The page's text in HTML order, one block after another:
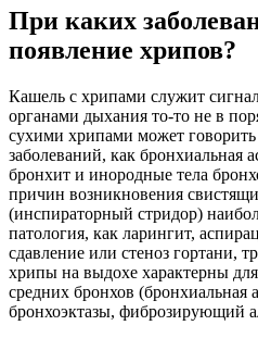
При каких
появление хрипов?
Кашель с хрипами служит
органами дыхания то-то не в
сухими хрипами может
заболеваний, как бронхиальная
бронхит и инородные тела
причин возникновения
(инспираторный стридор)
патология, как ларингит,
сдавление или стеноз гортани,
хрипы на выдохе характерны
средних бронхов (бронхиальная
бронхоэктазы, фиброзирующий